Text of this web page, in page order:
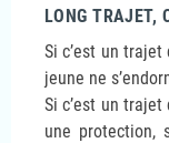
LONG TRAJET,
Si c’est un
jeune ne
Si c’est un
une protection,